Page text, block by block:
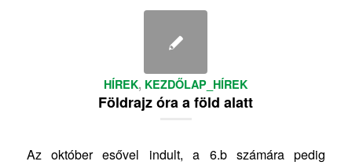
HÍREK, KEZDŐLAP_HÍREK
Földrajz óra a föld alatt
Az október esővel indult, a 6.b számára pedig